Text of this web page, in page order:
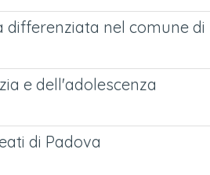
nel comune di
e dell'adolescenza
di Padova